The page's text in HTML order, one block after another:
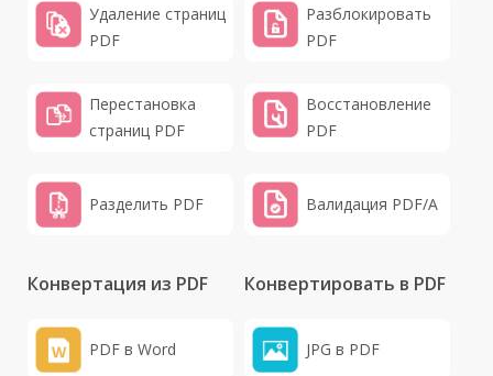
Удаление страниц
PDF
Перестановка
страниц PDF
Разделить PDF
Разблокировать
PDF
Восстановление
PDF
Валидация PDF/A
Конвертация из PDF
PDF в Word
Конвертировать в PDF
JPG в PDF